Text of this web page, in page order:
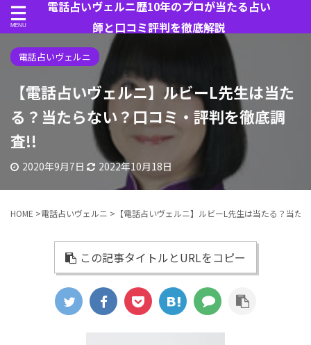
電話占いヴェルニ歴10年のプロが当たる占い
師と口コミ評判を徹底解説
電話占いヴェルニ
【電話占いヴェルニ】ルビーL先生は当た
る？当たらない？口コミ・評判を徹底調
査!!
2020年9月7日 2022年10月18日
HOME >電話占いヴェルニ > 【電話占いヴェルニ】ルビーL先生は当たる？当た
この記事タイトルとURLをコピー